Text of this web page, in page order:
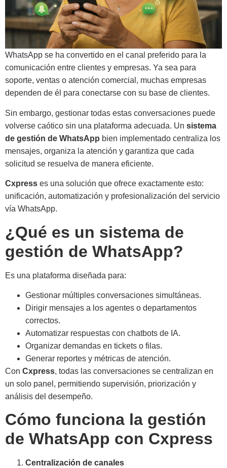
WhatsApp se ha convertido en el canal preferido para la
comunicación entre clientes y empresas. Ya sea para
soporte, ventas o atención comercial, muchas empresas
dependen de él para conectarse con su base de clientes.
Sin embargo, gestionar todas estas conversaciones puede
volverse caótico sin una plataforma adecuada. Un sistema
de gestión de WhatsApp bien implementado centraliza los
mensajes, organiza la atención y garantiza que cada
solicitud se resuelva de manera eficiente.
Cxpress es una solución que ofrece exactamente esto:
unificación, automatización y profesionalización del servicio
vía WhatsApp.
¿Qué es un sistema de
gestión de WhatsApp?
Es una plataforma diseñada para:
Gestionar múltiples conversaciones simultáneas.
Dirigir mensajes a los agentes o departamentos
correctos.
Automatizar respuestas con chatbots de IA.
Organizar demandas en tickets o filas.
Generar reportes y métricas de atención.
Con Cxpress, todas las conversaciones se centralizan en
un solo panel, permitiendo supervisión, priorización y
análisis del desempeño.
Cómo funciona la gestión
de WhatsApp con Cxpress
Centralización de canales